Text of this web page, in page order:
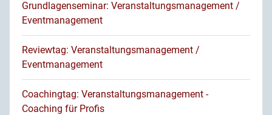
Grundlagenseminar: Veranstaltungsmanagement /
Eventmanagement
Reviewtag: Veranstaltungsmanagement /
Eventmanagement
Coachingtag: Veranstaltungsmanagement -
Coaching für Profis